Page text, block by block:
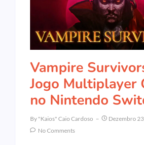
Vampire
Jogo Multiplayer
no Nintendo
By "Kaios" Caio Cardoso
Dezembro
No Comments